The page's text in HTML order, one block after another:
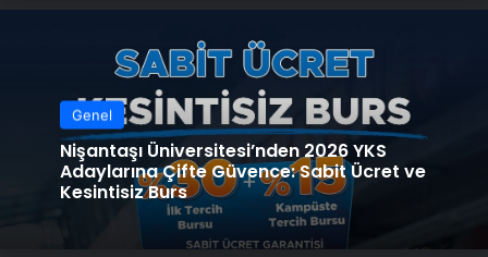
Genel
Nişantaşı Üniversitesi’nden 2026 YKS
Adaylarına Çifte Güvence: Sabit Ücret ve
Kesintisiz Burs